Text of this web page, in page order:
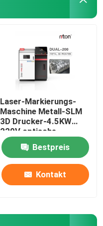
Laser-Markierungs-
Maschine Metall-SLM
3D Drucker-4.5KW
220V optische
Bestpreis
Kontakt